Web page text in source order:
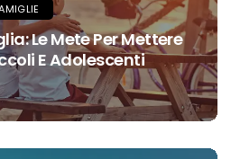
Le Mete Per Mettere
E Adolescenti